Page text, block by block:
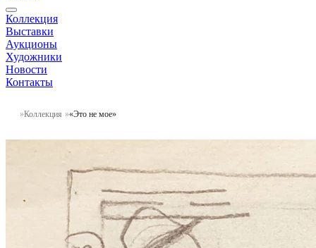
Коллекция
Выставки
Аукционы
Художники
Новости
Контакты
Коллекция «Это не мое»